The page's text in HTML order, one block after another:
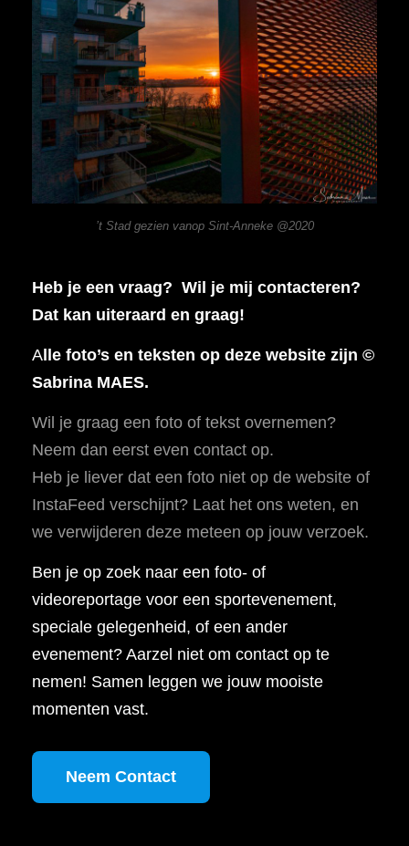
’t Stad gezien vanop Sint-Anneke @2020
Heb je een vraag? Wil je mij contacteren?
Dat kan uiteraard en graag!
Alle foto’s en teksten op deze website zijn ©
Sabrina MAES.
Wil je graag een foto of tekst overnemen?
Neem dan eerst even contact op.
Heb je liever dat een foto niet op de website of
InstaFeed verschijnt? Laat het ons weten, en
we verwijderen deze meteen op jouw verzoek.
Ben je op zoek naar een foto- of
videoreportage voor een sportevenement,
speciale gelegenheid, of een ander
evenement? Aarzel niet om contact op te
nemen! Samen leggen we jouw mooiste
momenten vast.
Neem Contact